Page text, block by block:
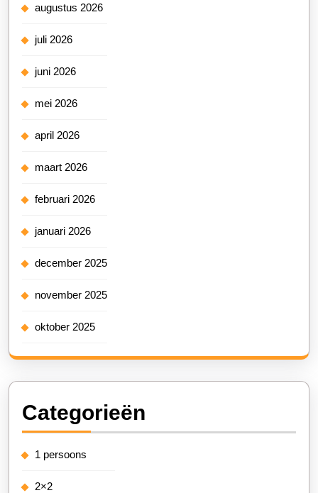
augustus 2026
juli 2026
juni 2026
mei 2026
april 2026
maart 2026
februari 2026
januari 2026
december 2025
november 2025
oktober 2025
Categorieën
1 persoons
2×2